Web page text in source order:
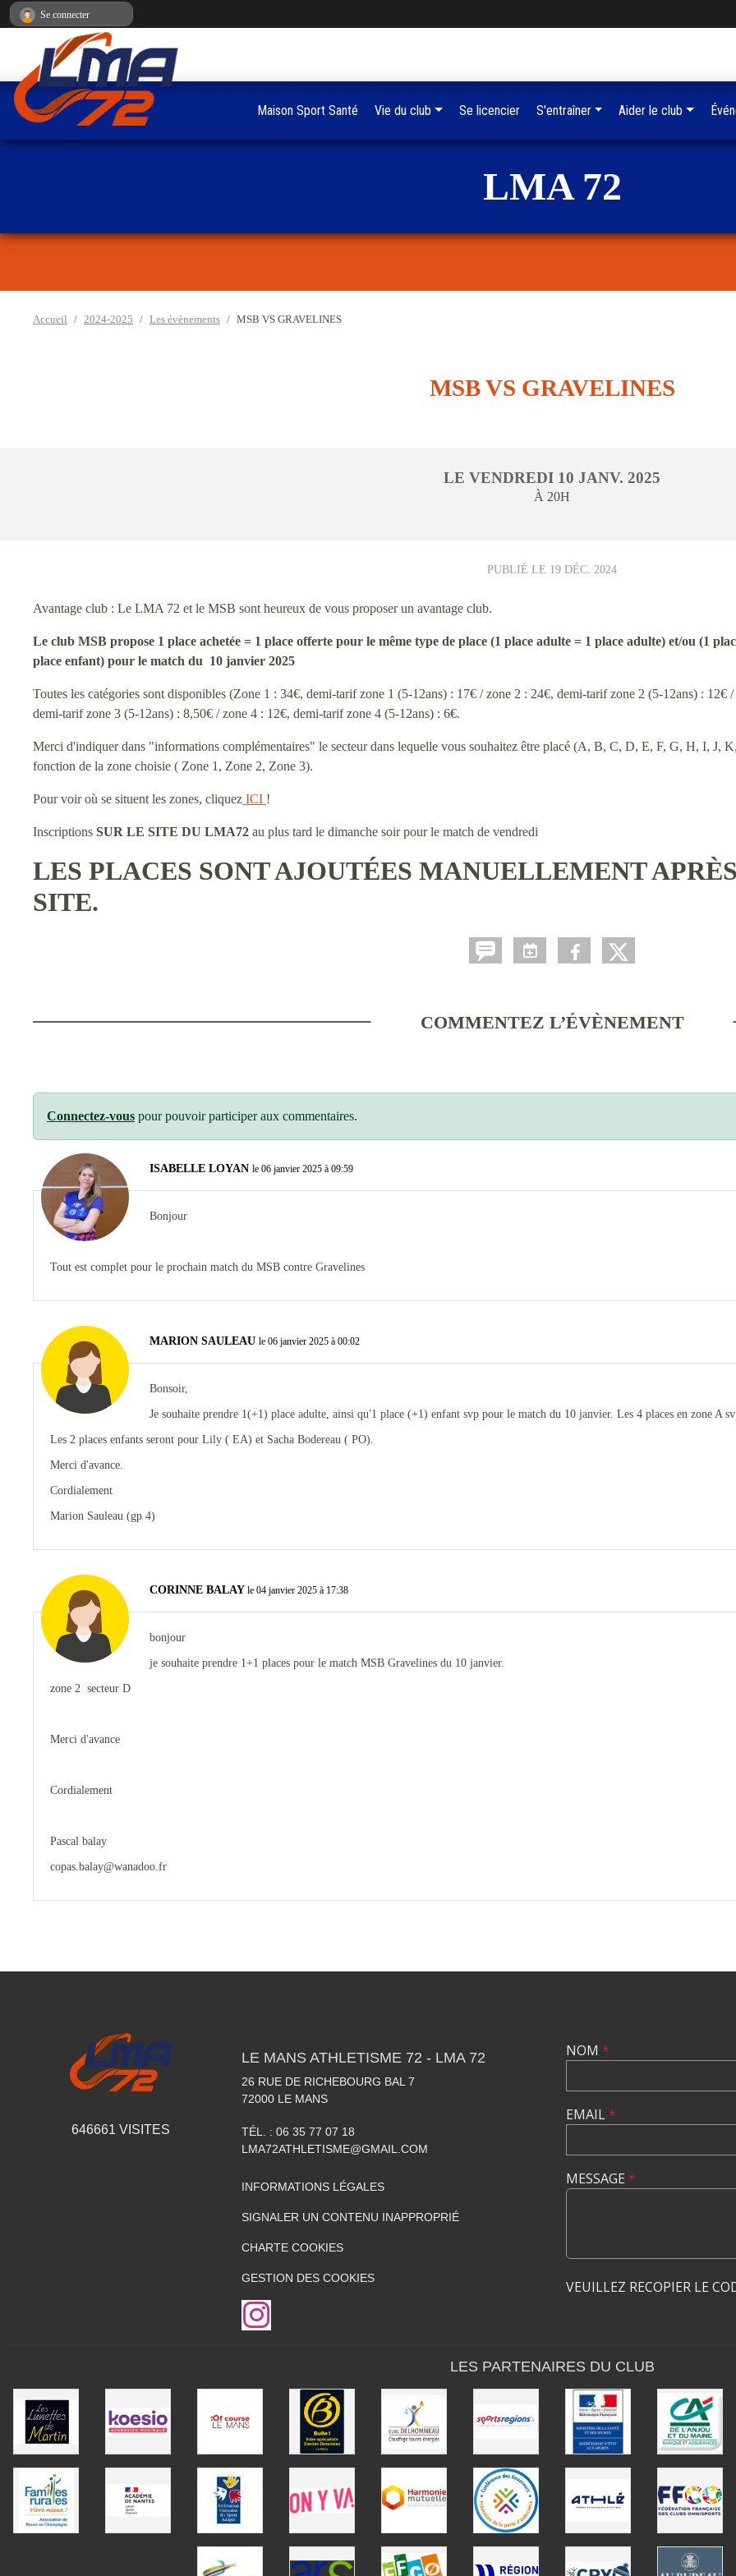
LMA 72
Accueil 2024-2025 Les évènements MSB VS GRAVELINES
MSB VS GRAVELINES
LE VENDREDI 10 JANV. 2025
À 20H
PUBLIÉ LE 19 DÉC. 2024
Avantage club : Le LMA 72 et le MSB sont heureux de vous proposer un avantage club.
Le club MSB propose 1 place achetée = 1 place offerte pour le même type de place (1 place adulte = 1 place adulte) et/ou (1
place enfant) pour le match du 10 janvier 2025
Toutes les catégories sont disponibles (Zone 1 : 34€, demi-tarif zone 1 (5-12ans) : 17€ / zone 2 : 24€, demi-tarif zone 2 (5-12ans) : 12€
demi-tarif zone 3 (5-12ans) : 8,50€ / zone 4 : 12€, demi-tarif zone 4 (5-12ans) : 6€.
Merci d'indiquer dans "informations complémentaires" le secteur dans lequelle vous souhaitez être placé (A, B, C, D, E, F, G, H, I, J,
fonction de la zone choisie ( Zone 1, Zone 2, Zone 3).
Pour voir où se situent les zones, cliquez ICI !
Inscriptions SUR LE SITE DU LMA72 au plus tard le dimanche soir pour le match de vendredi
LES PLACES SONT AJOUTÉES MANUELLEMENT
SITE.
COMMENTEZ L’ÉVÈNEMENT
Connectez-vous pour pouvoir participer aux commentaires.
ISABELLE LOYAN le 06 janvier 2025 à 09:59
Bonjour
Tout est complet pour le prochain match du MSB contre Gravelines
MARION SAULEAU le 06 janvier 2025 à 00:02
Bonsoir,
Je souhaite prendre 1(+1) place adulte, ainsi qu'1 place (+1) enfant svp pour le match du 10 janvier. Les 4 places en zone A
Les 2 places enfants seront pour Lily ( EA) et Sacha Bodereau ( PO).
Merci d'avance.
Cordialement
Marion Sauleau (gp 4)
CORINNE BALAY le 04 janvier 2025 à 17:38
bonjour
je souhaite prendre 1+1 places pour le match MSB Gravelines du 10 janvier.
zone 2 secteur D
Merci d'avance
Cordialement
Pascal balay
copas.balay@wanadoo.fr
Maison Sport Santé Vie du club Se licencier S'entraîner Aider le club
646661 VISITES
LE MANS ATHLETISME 72 - LMA 72
26 RUE DE RICHEBOURG BAL 7
72000 LE MANS
TÉL. : 06 35 77 07 18
LMA72ATHLETISME@GMAIL.COM
INFORMATIONS LÉGALES
SIGNALER UN CONTENU INAPPROPRIÉ
CHARTE COOKIES
GESTION DES COOKIES
NOM *
EMAIL*
MESSAGE *
VEUILLEZ RECOPIER LE
LES PARTENAIRES DU CLUB
Se connecter
Panneau de gestion des cookies